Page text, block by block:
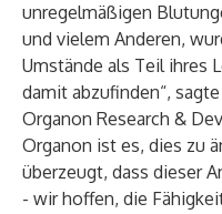
unregelmäßigen
und vielem Anderen,
Umstände als Teil ihres
damit abzufinden“,
Organon Research &
Organon ist es, dies zu
überzeugt, dass dieser
- wir hoffen, die